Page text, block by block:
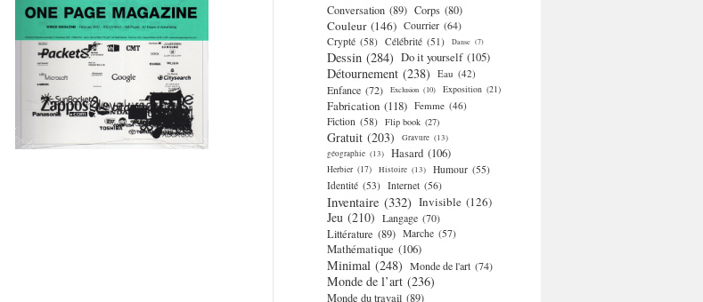
Conversation (89) Corps (80)
Couleur (146) Courrier (64)
Crypté (58) Célébrité (51) Danse (7)
Dessin (284) Do it yourself (105)
Détournement (238) Eau (42)
Enfance (72) Exclusion (10) Exposition (21)
Fabrication (118) Femme (46)
Fiction (58) Flip book (27)
Gratuit (203) Gravure (13)
géographie (13) Hasard (106)
Herbier (17) Histoire (13) Humour (55)
Identité (53) Internet (56)
Inventaire (332) Invisible (126)
Jeu (210) Langage (70)
Littérature (89) Marche (57)
Mathématique (106)
Minimal (248) Monde de l'art (74)
Monde de l’art (236)
Monde du travail (89)